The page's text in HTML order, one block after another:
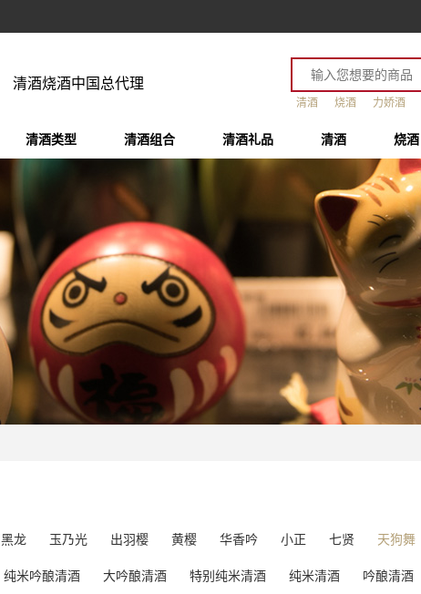
清酒烧酒中国总代理
清酒 烧酒 力娇酒
清酒类型 清酒组合 清酒礼品 清酒 烧酒
黑龙 玉乃光 出羽樱 黄樱 华香吟 小正 七贤 天狗舞
纯米吟酿清酒 大吟酿清酒 特别纯米清酒 纯米清酒 吟酿清酒